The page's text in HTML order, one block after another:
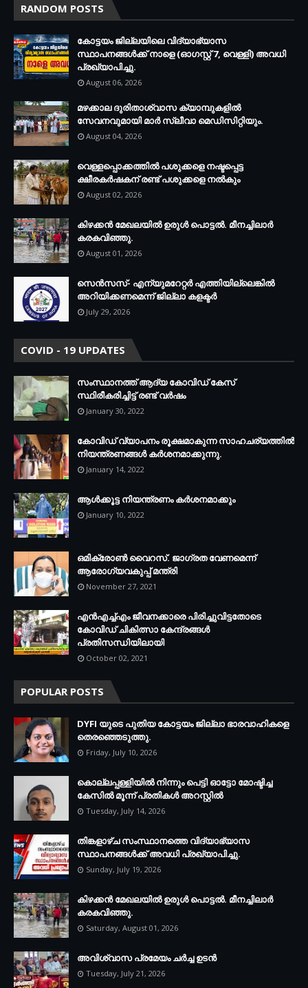
RANDOM POSTS
കോട്ടയം ജില്ലയിലെ വിദ്യാഭ്യാസ
സ്ഥാപനങ്ങള്‍ക്ക് നാളെ (ഓഗസ്റ്റ് 7, വെള്ളി) അവധി
പ്രഖ്യാപിച്ചു.
August 06, 2026
മഴക്കാല ദുരിതാശ്വാസ ക്യാമ്പുകളിൽ
സേവനവുമായി മാർ സ്ലീവാ മെഡിസിറ്റിയും.
August 04, 2026
വെള്ളപ്പൊക്കത്തില്‍ പശുക്കളെ നഷ്ടപ്പെട്ട
ക്ഷീരകര്‍ഷകന് രണ്ട് പശുക്കളെ നല്‍കും
August 02, 2026
കിഴക്കന്‍ മേഖലയില്‍ ഉരുള്‍ പൊട്ടല്‍. മീനച്ചിലാര്‍
കരകവിഞ്ഞു.
August 01, 2026
സെന്‍സസ്- എന്യുമറേറ്റര്‍ എത്തിയില്ലെങ്കില്‍
അറിയിക്കണമെന്ന് ജില്ലാ കളക്ടര്‍
July 29, 2026
COVID - 19 UPDATES
സംസ്ഥാനത്ത് ആദ്യ കോവിഡ് കേസ്
സ്ഥിരീകരിച്ചിട്ട് രണ്ട് വര്‍ഷം
January 30, 2022
കോവിഡ് വ്യാപനം രൂക്ഷമാകുന്ന സാഹചര്യത്തില്‍
നിയന്ത്രണങ്ങള്‍ കര്‍ശനമാക്കുന്നു.
January 14, 2022
ആള്‍ക്കൂട്ട നിയന്ത്രണം കര്‍ശനമാക്കും
January 10, 2022
ഒമിക്രോണ്‍ വൈറസ്. ജാഗ്രത വേണമെന്ന്
ആരോഗ്യവകുപ്പ് മന്ത്രി
November 27, 2021
എന്‍എച്ച്എം ജീവനക്കാരെ പിരിച്ചുവിട്ടതോടെ
കോവിഡ് ചികിത്സാ കേന്ദ്രങ്ങള്‍
പ്രതിസന്ധിയിലായി
October 02, 2021
POPULAR POSTS
DYFI യുടെ പുതിയ കോട്ടയം ജില്ലാ ഭാരവാഹികളെ
തെരഞ്ഞെടുത്തു.
Friday, July 10, 2026
കൊല്ലപ്പള്ളിയില്‍ നിന്നും പെട്ടി ഓട്ടോ മോഷ്ടിച്ച
കേസില്‍ മൂന്ന് പ്രതികള്‍ അറസ്റ്റില്‍
Tuesday, July 14, 2026
തിങ്കളാഴ്ച സംസ്ഥാനത്തെ വിദ്യാഭ്യാസ
സ്ഥാപനങ്ങള്‍ക്ക് അവധി പ്രഖ്യാപിച്ചു.
Sunday, July 19, 2026
കിഴക്കന്‍ മേഖലയില്‍ ഉരുള്‍ പൊട്ടല്‍. മീനച്ചിലാര്‍
കരകവിഞ്ഞു.
Saturday, August 01, 2026
അവിശ്വാസ പ്രമേയം ചര്‍ച്ച ഉടന്‍
Tuesday, July 21, 2026